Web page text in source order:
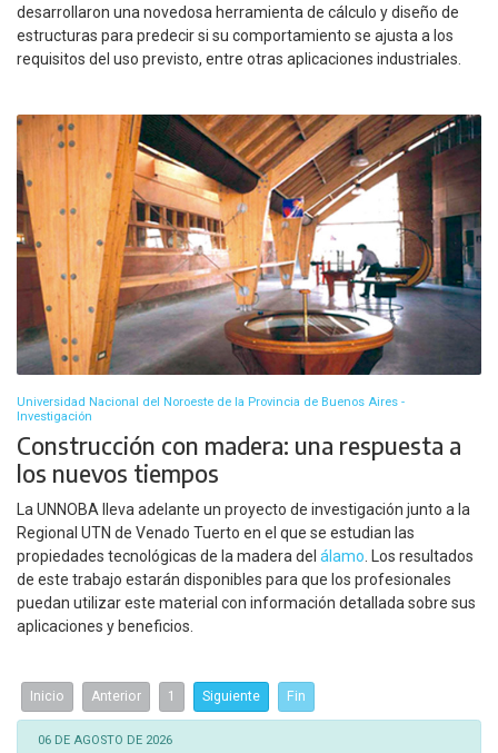
desarrollaron una novedosa herramienta de cálculo y diseño de
estructuras para predecir si su comportamiento se ajusta a los
requisitos del uso previsto, entre otras aplicaciones industriales.
Universidad Nacional del Noroeste de la Provincia de Buenos Aires -
Investigación
Construcción con madera: una respuesta a
los nuevos tiempos
La UNNOBA lleva adelante un proyecto de investigación junto a la
Regional UTN de Venado Tuerto en el que se estudian las
propiedades tecnológicas de la madera del álamo. Los resultados
de este trabajo estarán disponibles para que los profesionales
puedan utilizar este material con información detallada sobre sus
aplicaciones y beneficios.
Inicio Anterior 1 Siguiente Fin
06 DE AGOSTO DE 2026